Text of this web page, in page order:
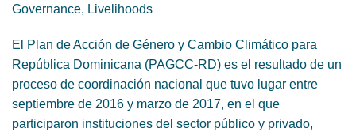
Governance, Livelihoods
El Plan de Acción de Género y Cambio Climático para
República Dominicana (PAGCC-RD) es el resultado de un
proceso de coordinación nacional que tuvo lugar entre
septiembre de 2016 y marzo de 2017, en el que
participaron instituciones del sector público y privado,